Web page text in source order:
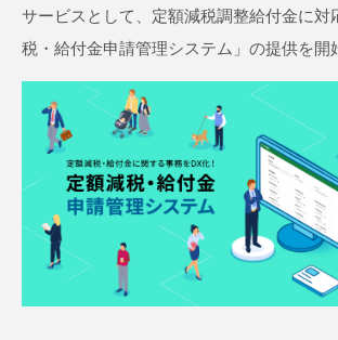
サービスとして、定額減税調整給付金に対
税・給付金申請管理システム」の提供を開